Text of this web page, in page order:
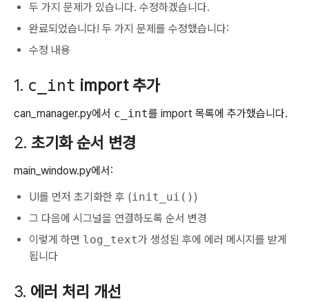
두 가지 문제가 있습니다. 수정하겠습니다.
완료되었습니다! 두 가지 문제를 수정했습니다:
수정 내용
1. c_int import 추가
can_manager.py에서 c_int를 import 목록에 추가했습니다.
2. 초기화 순서 변경
main_window.py에서:
UI를 먼저 초기화한 후 (init_ui() )
그 다음에 시그널을 연결하도록 순서 변경
이렇게 하면 log_text가 생성된 후에 에러 메시지를 받게
됩니다
3. 에러 처리 개선